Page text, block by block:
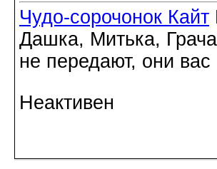
Чудо-сорочонок Кайт
Дашка, Митька,
не передают, они вас
Неактивен